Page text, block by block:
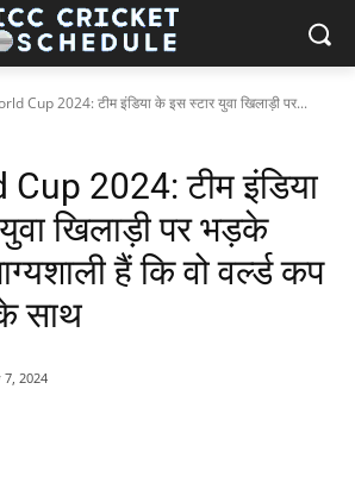
Cup 2024: टीम इंडिया के इस स्टार युवा खिलाड़ी पर...
2024: टीम इंडिया
खिलाड़ी पर भड़के
हैं कि वो वर्ल्ड कप
साथ
7, 2024